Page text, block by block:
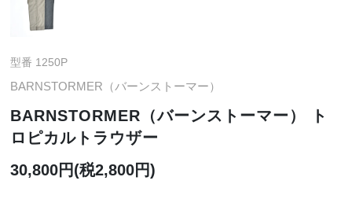
型番 1250P
BARNSTORMER（バーンストーマー）
BARNSTORMER（バーンストーマー） ト
ロピカルトラウザー
30,800円(税2,800円)